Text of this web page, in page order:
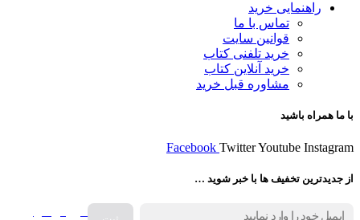
راهنمایی خرید
تماس با ما
قوانین سایت
خرید تلفنی کتاب
خرید آنلاین کتاب
مشاوره قبل خرید
با ما همراه باشید
Facebook TwitterYoutube Instagram
از جدیدترین تخفیف ها با خبر شوید …
فروش انواع